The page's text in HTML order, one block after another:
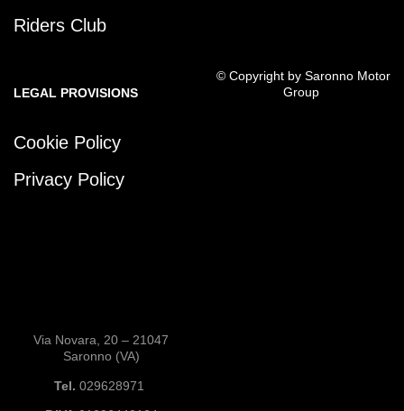
Riders Club
LEGAL PROVISIONS
Cookie Policy
Privacy Policy
Via Novara, 20 – 21047
Saronno (VA)
Tel. 029628971
© Copyright by Saronno Motor
Group